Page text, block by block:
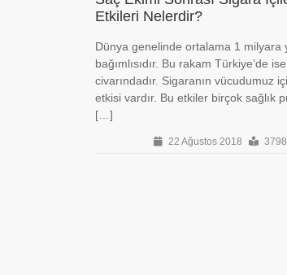
Etkileri Nelerdir?
Dünya genelinde ortalama 1 milyara
bağımlısıdır. Bu rakam Türkiye’de
civarındadır. Sigaranın vücudumuz
etkisi vardır. Bu etkiler birçok sağlık
[…]
22 Ağustos 2018 3798